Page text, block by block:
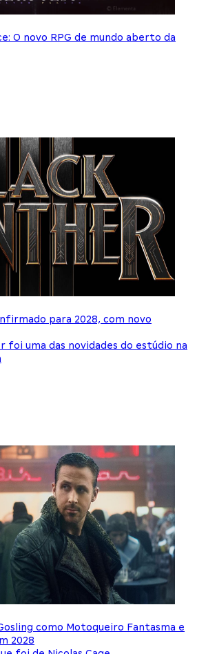
O novo RPG de mundo aberto da
para 2028, com novo
foi uma das novidades do estúdio na
como Motoqueiro Fantasma e
2028